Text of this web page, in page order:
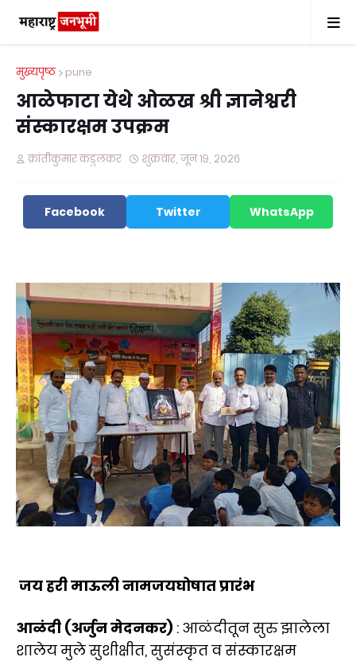
मुख्यपृष्ठ pune
आळेफाटा येथे ओळख श्री ज्ञानेश्वरी
संस्कारक्षम उपक्रम
क्रांतीकुमार कडुलकर शुक्रवार, जून १९, २०२६
Facebook Twitter WhatsApp
जय हरी माऊली नामजयघोषात प्रारंभ
आळंदी (अर्जुन मेदनकर) : आळंदीतून सुरु झालेला
शालेय मुले सुशीक्षीत, सुसंस्कृत व संस्कारक्षम